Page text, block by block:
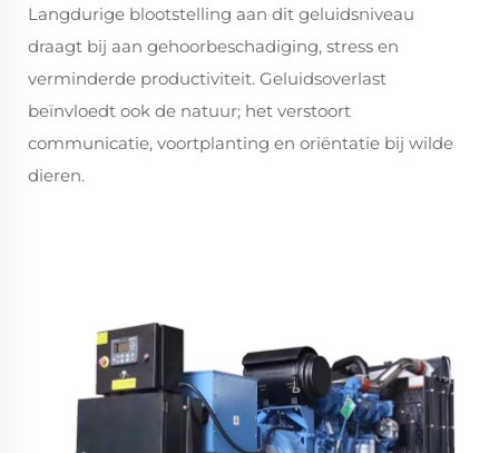
Langdurige blootstelling aan dit geluidsniveau
draagt bij aan gehoorbeschadiging, stress en
verminderde productiviteit. Geluidsoverlast
beïnvloedt ook de natuur; het verstoort
communicatie, voortplanting en oriëntatie bij wilde
dieren.